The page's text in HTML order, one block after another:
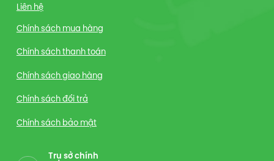
Liên hệ
Chính sách mua hàng
Chính sách thanh toán
Chính sách giao hàng
Chính sách đổi trả
Chính sách bảo mật
Trụ sở chính